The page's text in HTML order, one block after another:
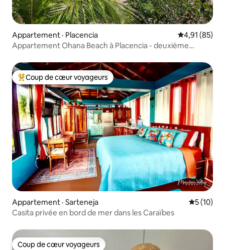
Appartement · Placencia Note
4,91 (85)
Appartement Ohana Beach à Placencia - deuxième
Coup de cœur voyageurs parmi les plus aimés
Coup de cœur voyageurs
Appartement · Sarteneja Note
5 (10)
Casita privée en bord de mer dans les Caraïbes
Coup de cœur voyageurs